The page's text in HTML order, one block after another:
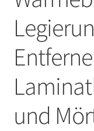
und